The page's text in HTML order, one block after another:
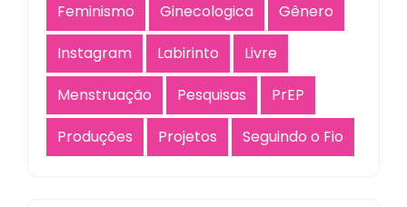
Feminismo
Ginecologica
Gênero
Instagram
Labirinto
Livre
Menstruação
Pesquisas
PrEP
Produções
Projetos Seguindo o Fio